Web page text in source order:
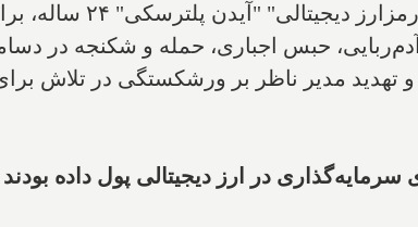
یک سرمایه‌گذار
حبس اجباری، حمله و شکنجه در